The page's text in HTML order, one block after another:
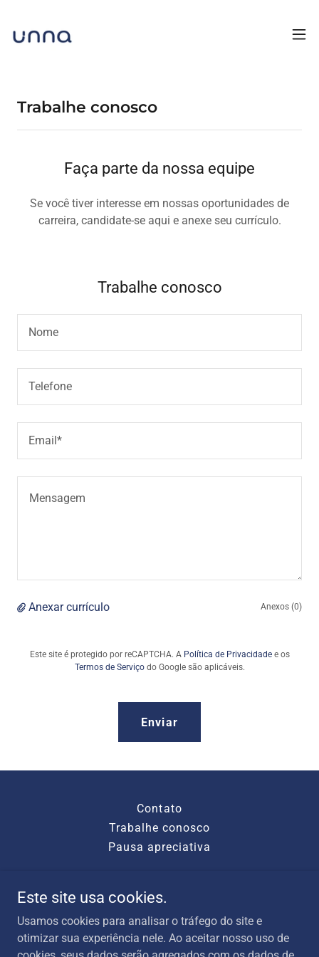
Trabalhe conosco
Faça parte da nossa equipe
Se você tiver interesse em nossas oportunidades de
carreira, candidate-se aqui e anexe seu currículo.
Trabalhe conosco
Nome
Telefone
Email*
Anexar currículo Anexos (0)
Este site é protegido por reCAPTCHA. A Política de Privacidadee os
Termos de Serviçodo Google são aplicáveis.
Enviar
Contato
Trabalhe conosco
Pausa apreciativa
São Paulo - SP
Este site usa cookies.
Usamos cookies para analisar o tráfego do site e
otimizar sua experiência nele. Ao aceitar nosso uso de